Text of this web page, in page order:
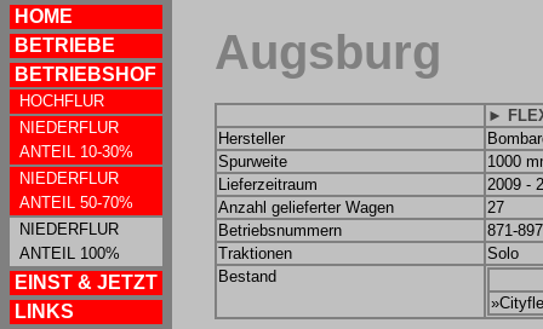
HOME
BETRIEBE
BETRIEBSHOF
HOCHFLUR
NIEDERFLUR
ANTEIL 10-30%
NIEDERFLUR
ANTEIL 50-70%
NIEDERFLUR
ANTEIL 100%
EINST & JETZT
LINKS
Augsburg
►
Hersteller
Spurweite
1000
Lieferzeitraum
2009 -
Anzahl gelieferter Wagen
27
Betriebsnummern
871-897
Traktionen
Solo
Bestand